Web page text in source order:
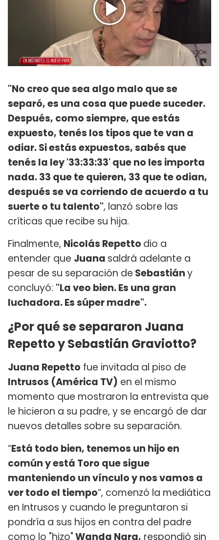
"No creo que sea algo malo que se
separó, es una cosa que puede suceder.
Después, como siempre, que estás
expuesto, tenés los tipos que te van a
odiar. Si estás expuestos, sabés que
tenés la ley '33:33:33' que no les importa
nada. 33 que te quieren, 33 que te odian,
después se va corriendo de acuerdo a tu
suerte o tu talento", lanzó sobre las
críticas que recibe su hija.
Finalmente, Nicolás Repetto dio a
entender que Juana saldrá adelante a
pesar de su separación de Sebastiány
concluyó: "La veo bien. Es una gran
luchadora. Es súper madre".
¿Por qué se separaron Juana
Repetto y Sebastián Graviotto?
Juana Repetto fue invitada al piso de
Intrusos (América TV) en el mismo
momento que mostraron la entrevista que
le hicieron a su padre, y se encargó de dar
nuevos detalles sobre su separación.
“Está todo bien, tenemos un hijo en
común y está Toro que sigue
manteniendo un vínculo y nos vamos a
ver todo el tiempo”, comenzó la mediática
en Intrusos y cuando le preguntaron si
pondría a sus hijos en contra del padre
como lo "hizo"Wanda Nara, respondió sin